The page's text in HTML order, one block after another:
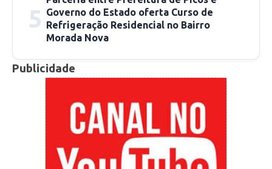
5 Governo do Estado oferta Curso de
Refrigeração Residencial no Bairro
Morada Nova
Publicidade